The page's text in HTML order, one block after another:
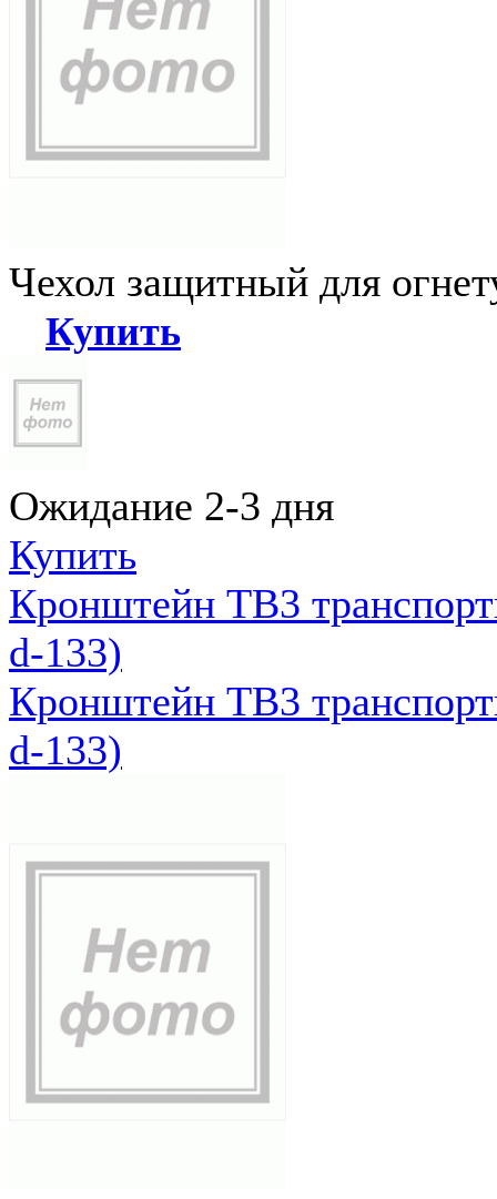
Чехол защитный для
Купить
Ожидание 2-3 дня
Купить
Кронштейн ТВ3
d-133)
Кронштейн ТВ3
d-133)